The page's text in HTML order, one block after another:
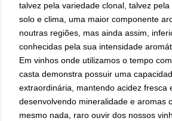
talvez pela variedade clonal, talvez
solo e clima, uma maior componente
noutras regiões, mas ainda assim,
conhecidas pela sua intensidade
Em vinhos onde utilizamos o tempo
casta demonstra possuir uma
extraordinária, mantendo acidez fresca
desenvolvendo mineralidade e aromas
mesmo nada, raro ouvir dos nossos